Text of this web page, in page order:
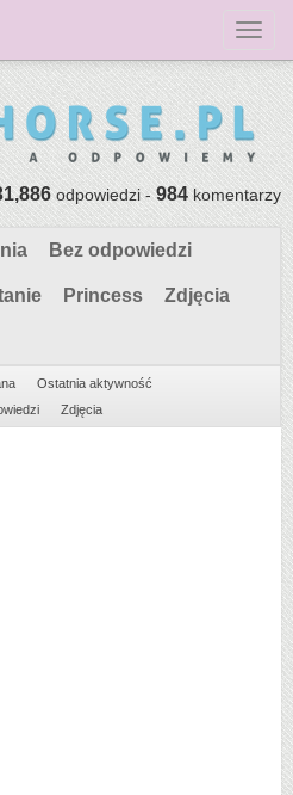
odpowiedzi -984komentarzy
Bez odpowiedzi
Princess Zdjęcia
Ostatnia aktywność
Zdjęcia